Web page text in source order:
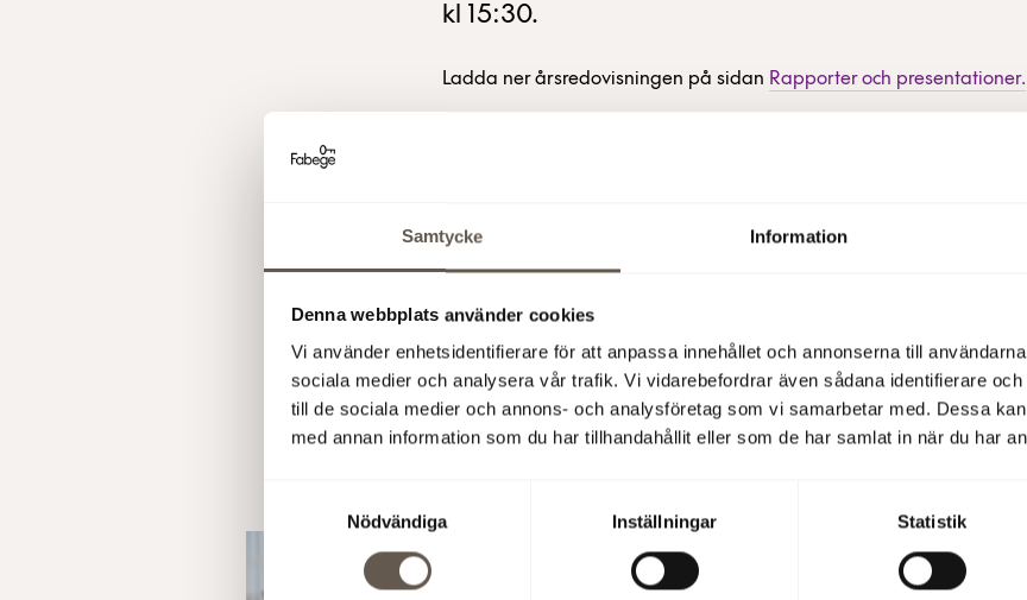
Samtycke Information
Denna webbplats använder cookies
Vi använder enhetsidentifierare för att anpassa innehållet och annonserna till
sociala medier och analysera vår trafik. Vi vidarebefordrar även sådana identifierare
till de sociala medier och annons- och analysföretag som vi samarbetar med. Dessa
med annan information som du har tillhandahållit eller som de har samlat in när du har
Nödvändiga
Inställningar Statistik
kl 15:30.
Ladda ner årsredovisningen på sidan Rapporter och presentationer.
Läs även
Sommar i
Tyrén tipsar
Per Tyrén har varit med och format
delar han med sig av sina bästa tips
Sommar i